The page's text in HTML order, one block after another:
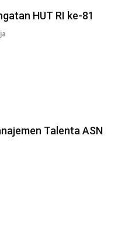
HUT RI ke-81
Talenta ASN